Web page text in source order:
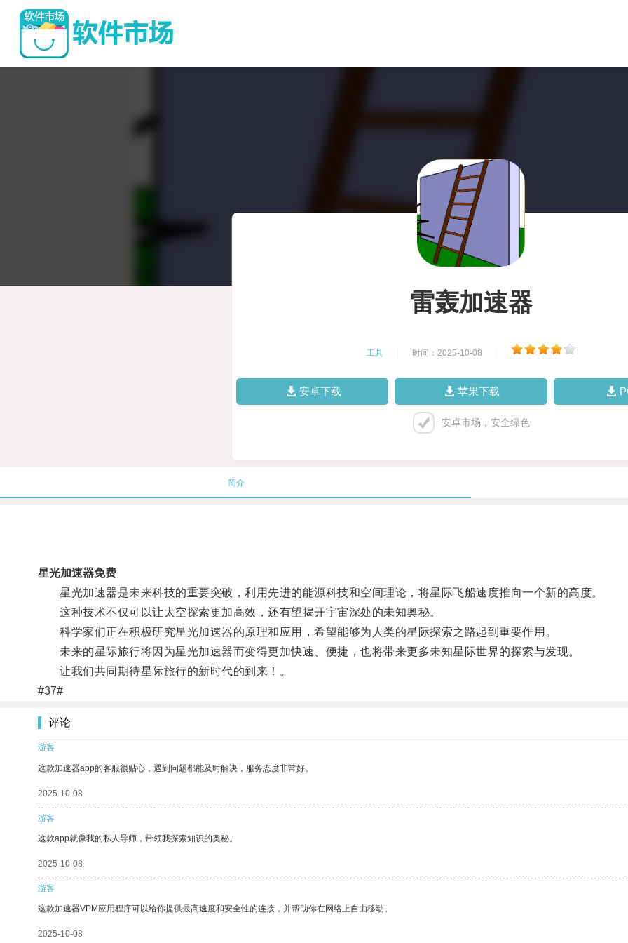
雷轰加速器
工具 时间：2025-10-08
安卓下载 苹果下载
安卓市场，安全绿色
简介
星光加速器免费
星光加速器是未来科技的重要突破，利用先进的能源科技和空间理论，将星际飞船速度推向一个新的高度。
这种技术不仅可以让太空探索更加高效，还有望揭开宇宙深处的未知奥秘。
科学家们正在积极研究星光加速器的原理和应用，希望能够为人类的星际探索之路起到重要作用。
未来的星际旅行将因为星光加速器而变得更加快速、便捷，也将带来更多未知星际世界的探索与发现。
让我们共同期待星际旅行的新时代的到来！。
#37#
评论
游客
这款加速器app的客服很贴心，遇到问题都能及时解决，服务态度非常好。
2025-10-08
游客
这款app就像我的私人导师，带领我探索知识的奥秘。
2025-10-08
游客
这款加速器VPM应用程序可以给你提供最高速度和安全性的连接，并帮助你在网络上自由移动。
2025-10-08